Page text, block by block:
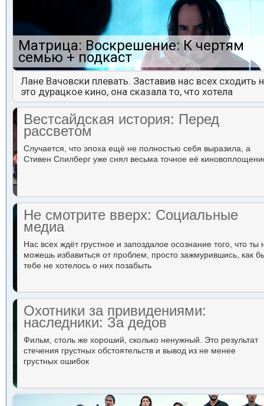
Матрица: Воскрешение: К чертям
семью + подкаст
Лане Вачовски плевать. Заставив нас всех сходить
это дурацкое кино, она сказала то, что хотела
Вестсайдская история: Перед
рассветом
Случается, что эпоха ещё не полностью себя выразила, а
Стивен Спилберг уже снял весьма точное её
Не смотрите вверх: Социальные
медиа
Нас всех ждёт грустное и запоздалое осознание того, что ты
можешь избавиться от проблем, просто зажмурившись, как
тебе не хотелось о них позабыть
Охотники за привидениями:
наследники: За дедов
Фильм, столь же хороший, сколько ненужный. Это результат
стечения грустных обстоятельств и вывод из не менее
грустных ошибок